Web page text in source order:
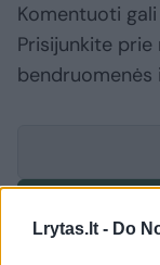
Lrytas.lt - Do
Komentuoti
Prisijunkite